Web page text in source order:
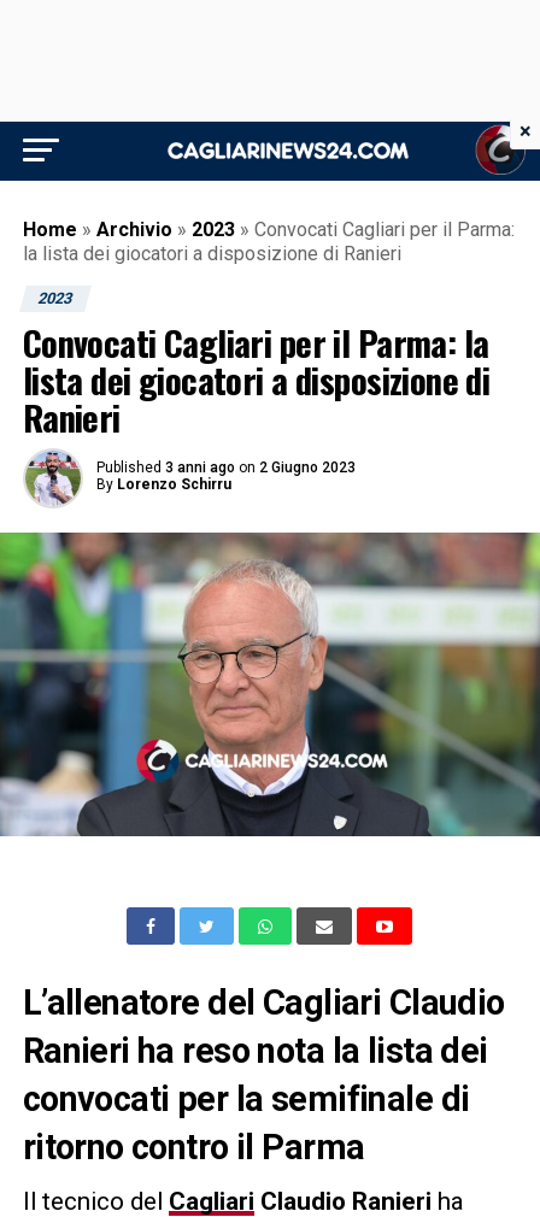
Home » Archivio » 2023 » Convocati Cagliari per il Parma:
la lista dei giocatori a disposizione di Ranieri
2023
Convocati Cagliari per il Parma: la
lista dei giocatori a disposizione di
Ranieri
Published 3 anni ago on 2 Giugno 2023
By Lorenzo Schirru
L’allenatore del Cagliari Claudio
Ranieri ha reso nota la lista dei
convocati per la semifinale di
ritorno contro il Parma
Il tecnico del Cagliari Claudio Ranieri ha
×